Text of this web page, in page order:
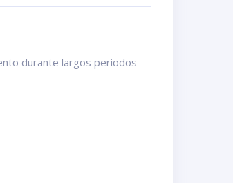
durante largos periodos